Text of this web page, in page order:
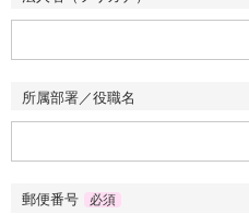
所属部署／役職名
郵便番号 必須